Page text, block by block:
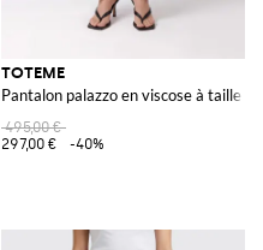
TOTEME
Pantalon palazzo en viscose à taille
495,00 €
297,00 €
-40%